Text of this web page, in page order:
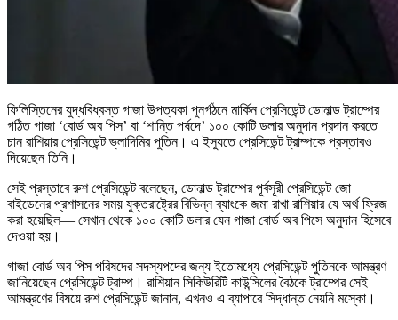
ফিলিস্তিনের যুদ্ধবিধ্বস্ত গাজা উপত্যকা পুনর্গঠনে মার্কিন প্রেসিডেন্ট ডোনাল্ড ট্রাম্পের
গঠিত গাজা ‘বোর্ড অব পিস’ বা ‘শান্তি পর্ষদে’ ১০০ কোটি ডলার অনুদান প্রদান করতে
চান রাশিয়ার প্রেসিডেন্ট ভ্লাদিমির পুতিন। এ ইস্যুতে প্রেসিডেন্ট ট্রাম্পকে প্রস্তাবও
দিয়েছেন তিনি।
সেই প্রস্তাবে রুশ প্রেসিডেন্ট বলেছেন, ডোনাল্ড ট্রাম্পের পূর্বসূরী প্রেসিডেন্ট জো
বাইডেনের প্রশাসনের সময় যুক্তরাষ্ট্রের বিভিন্ন ব্যাংকে জমা রাখা রাশিয়ার যে অর্থ ফ্রিজ
করা হয়েছিল— সেখান থেকে ১০০ কোটি ডলার যেন গাজা বোর্ড অব পিসে অনুদান হিসেবে
দেওয়া হয়।
গাজা বোর্ড অব পিস পরিষদের সদস্যপদের জন্য ইতোমধ্যে প্রেসিডেন্ট পুতিনকে আমন্ত্রণ
জানিয়েছেন প্রেসিডেন্ট ট্রাম্প। রাশিয়ান সিকিউরিটি কাউন্সিলের বৈঠকে ট্রাম্পের সেই
আমন্ত্রণের বিষয়ে রুশ প্রেসিডেন্ট জানান, এখনও এ ব্যাপারে সিদ্ধান্ত নেয়নি মস্কো।